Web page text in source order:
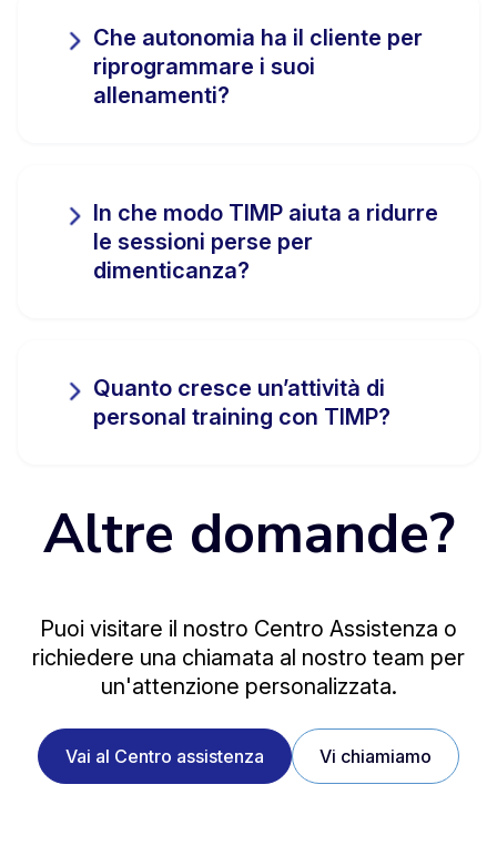
Che autonomia ha il cliente per
riprogrammare i suoi
allenamenti?
In che modo TIMP aiuta a ridurre
le sessioni perse per
dimenticanza?
Quanto cresce un’attività di
personal training con TIMP?
Altre domande?
Puoi visitare il nostro Centro Assistenza o
richiedere una chiamata al nostro team per
un'attenzione personalizzata.
Vai al Centro assistenza Vi chiamiamo